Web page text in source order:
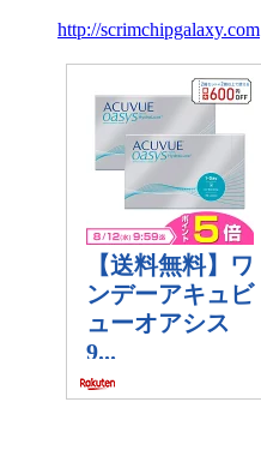
http://scrimchipgalaxy.com